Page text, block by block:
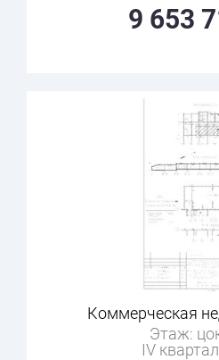
9 653
Коммерческая
Этаж:
IV